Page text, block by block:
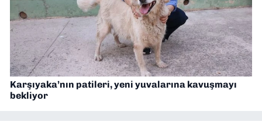
Karşıyaka’nın patileri, yeni yuvalarına kavuşmayı
bekliyor